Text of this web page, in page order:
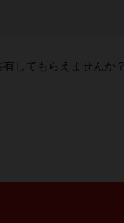
してもらえませんか？